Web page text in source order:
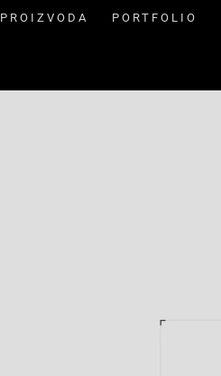
PROIZVODA PORTFOLIO